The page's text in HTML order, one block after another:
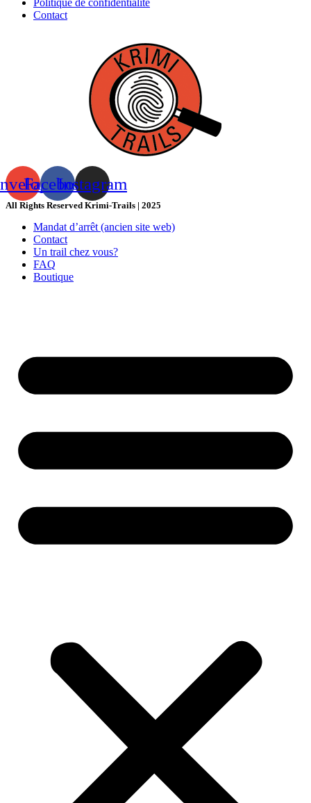
Politique de confidentialité
Contact
FacebookInstagram
All Rights Reserved Krimi-Trails | 2025
Mandat d’arrêt (ancien site web)
Contact
Un trail chez vous?
FAQ
Boutique